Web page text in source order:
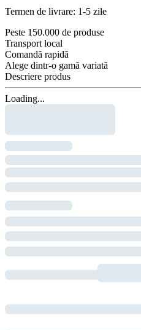
Termen de livrare: 1-5 zile
Peste 150.000 de produse
Transport local
Comandă rapidă
Alege dintr-o gamă variată
Descriere produs
Loading...